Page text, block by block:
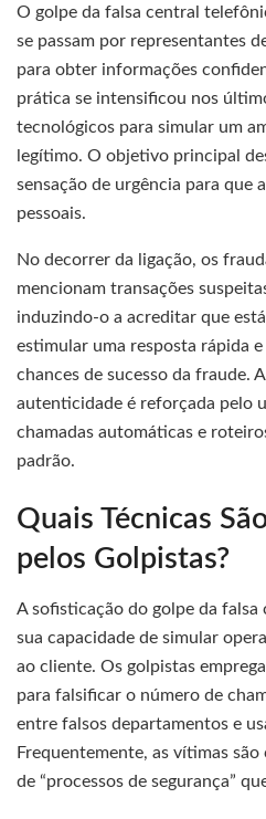
O golpe da falsa central
se passam por representantes
para obter informações
prática se intensificou nos
tecnológicos para simular um
legítimo. O objetivo principal
sensação de urgência para que
pessoais.
No decorrer da ligação, os
mencionam transações
induzindo-o a acreditar que
estimular uma resposta rápida
chances de sucesso da fraude.
autenticidade é reforçada pelo
chamadas automáticas e
padrão.
Quais Técnicas
pelos Golpistas?
A sofisticação do golpe da
sua capacidade de simular
ao cliente. Os golpistas
para falsificar o número de
entre falsos departamentos e
Frequentemente, as vítimas
de “processos de segurança”